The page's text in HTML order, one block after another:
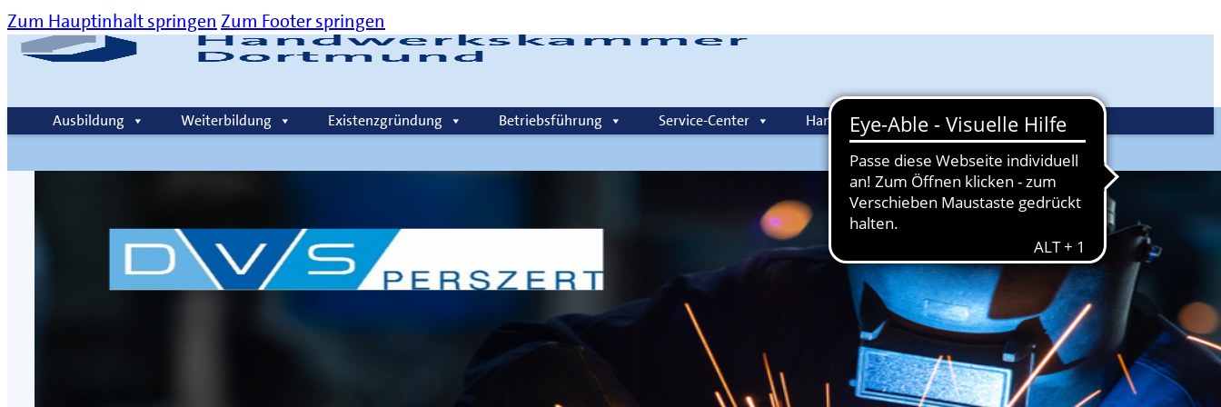
Zum Hauptinhalt springen Zum Footer springen
Über uns Kommunikation Karriere Kontakt Login
Ausbildung Weiterbildung Existenzgründung Betriebsführung Service-Center Handwerkspolitik Ehrenamt
Suche